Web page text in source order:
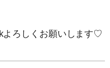
よろしくお願いします♡